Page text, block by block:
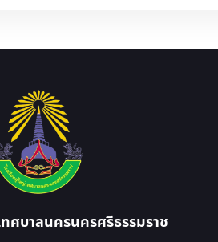
ศบาลนครนครศรีธรรมราช